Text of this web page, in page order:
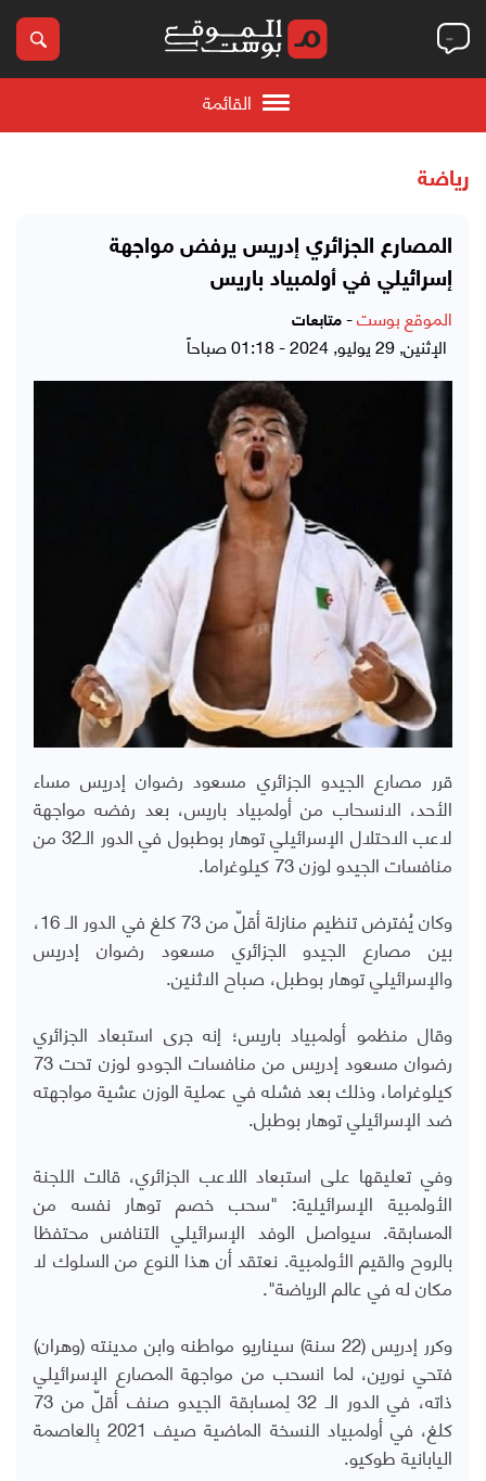
القائمة
رياضة
المصارع الجزائري إدريس يرفض مواجهة
إسرائيلي في أولمبياد باريس
الموقع بوست- متابعات
الإثنين, 29 يوليو, 2024 - 01:18 صباحاً
قرر مصارع الجيدو الجزائري مسعود رضوان إدريس مساء
الأحد، الانسحاب من أولمبياد باريس، بعد رفضه مواجهة
لاعب الاحتلال الإسرائيلي توهار بوطبول في الدور الـ32 من
منافسات الجيدو لوزن 73 كيلوغراما.
وكان يُفترض تنظيم منازلة أقلّ من 73 كلغ في الدور الـ 16،
بين مصارع الجيدو الجزائري مسعود رضوان إدريس
والإسرائيلي توهار بوطبل، صباح الاثنين.
وقال منظمو أولمبياد باريس؛ إنه جرى استبعاد الجزائري
رضوان مسعود إدريس من منافسات الجودو لوزن تحت 73
كيلوغراما، وذلك بعد فشله في عملية الوزن عشية مواجهته
ضد الإسرائيلي توهار بوطبل.
وفي تعليقها على استبعاد اللاعب الجزائري، قالت اللجنة
الأولمبية الإسرائيلية: "سحب خصم توهار نفسه من
المسابقة. سيواصل الوفد الإسرائيلي التنافس محتفظا
بالروح والقيم الأولمبية. نعتقد أن هذا النوع من السلوك لا
مكان له في عالم الرياضة".
وكرر إدريس (22 سنة) سيناريو مواطنه وابن مدينته (وهران)
فتحي نورين، لما انسحب من مواجهة المصارع الإسرائيلي
ذاته، في الدور الـ 32 لِمسابقة الجيدو صنف أقلّ من 73
كلغ، في أولمبياد النسخة الماضية صيف 2021 بِالعاصمة
اليابانية طوكيو.